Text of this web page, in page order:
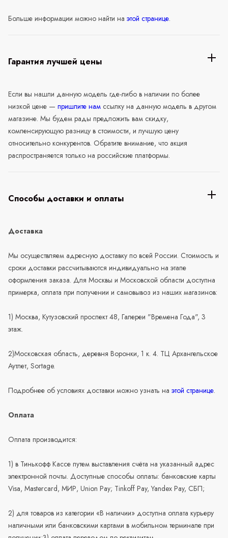
Больше информации можно найти на этой странице.
Гарантия лучшей цены
Если вы нашли данную модель где-либо в наличии по более
низкой цене — пришлите нам ссылку на данную модель в другом
магазине. Мы будем рады предложить вам скидку,
компенсирующую разницу в стоимости, и лучшую цену
относительно конкурентов. Обратите внимание, что акция
распространяется только на российские платформы.
Способы доставки и оплаты
Доставка
Мы осуществляем адресную доставку по всей России. Стоимость и
сроки доставки рассчитываются индивидуально на этапе
оформления заказа. Для Москвы и Московской области доступна
примерка, оплата при получении и самовывоз из наших магазинов:
1) Москва, Кутузовский проспект 48, Галереи "Времена Года", 3
этаж.
2)Московская область, деревня Воронки, 1 к. 4. ТЦ Архангельское
Аутлет, Sortage.
Подробнее об условиях доставки можно узнать на этой странице.
Оплата
Оплата производится:
1) в Тинькофф Кассе путем выставления счёта на указанный адрес
электронной почты. Доступные способы оплаты: банковские карты
Visa, Mastercard, МИР, Union Pay; Tinkoff Pay, Yandex Pay, СБП;
2) для товаров из категории «В наличии» доступна оплата курьеру
наличными или банковскими картами в мобильном терминале при